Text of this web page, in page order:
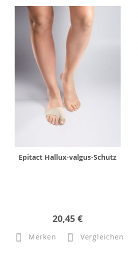
Epitact Hallux-valgus-Schutz
20,45 €
Merken Vergleichen